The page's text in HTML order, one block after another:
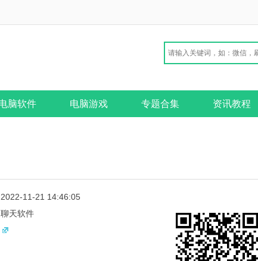
脑软件 电脑游戏 专题合集 资讯教程
2022-11-21 14:46:05
聊天软件